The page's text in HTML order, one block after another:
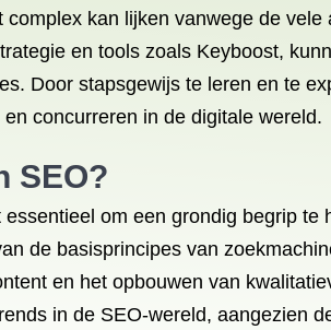
kan lijken vanwege de
en tools zoals Keyboost,
Door stapsgewijs te leren en te
concurreren in de digitale wereld.
SEO?
om een grondig begrip
de basisprincipes van
en het opbouwen van
in de SEO-wereld, aangezien